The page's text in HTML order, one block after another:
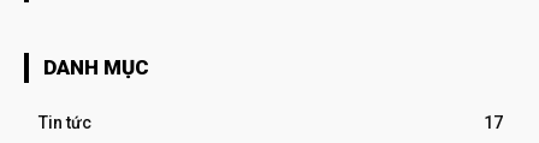
DANH MỤC
Tin tức
17